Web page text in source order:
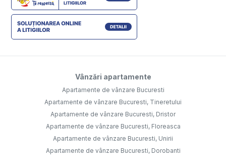
Vânzări apartamente
Apartamente de vânzare Bucuresti
Apartamente de vânzare Bucuresti, Tineretului
Apartamente de vânzare Bucuresti, Dristor
Apartamente de vânzare Bucuresti, Floreasca
Apartamente de vânzare Bucuresti, Unirii
Apartamente de vânzare Bucuresti, Dorobanti